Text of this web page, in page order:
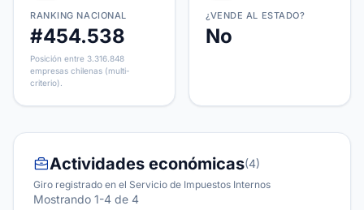
RANKING NACIONAL
#454.538
Posición entre 3.316.848
empresas chilenas (multi-
criterio).
¿VENDE AL ESTADO?
No
Actividades económicas(4)
Giro registrado en el Servicio de Impuestos Internos
Mostrando 1-4 de 4